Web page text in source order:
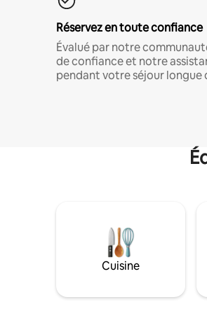
Réservez en toute confiance
Évalué par notre
de confiance et notre
pendant votre séjour longue
Cuisine